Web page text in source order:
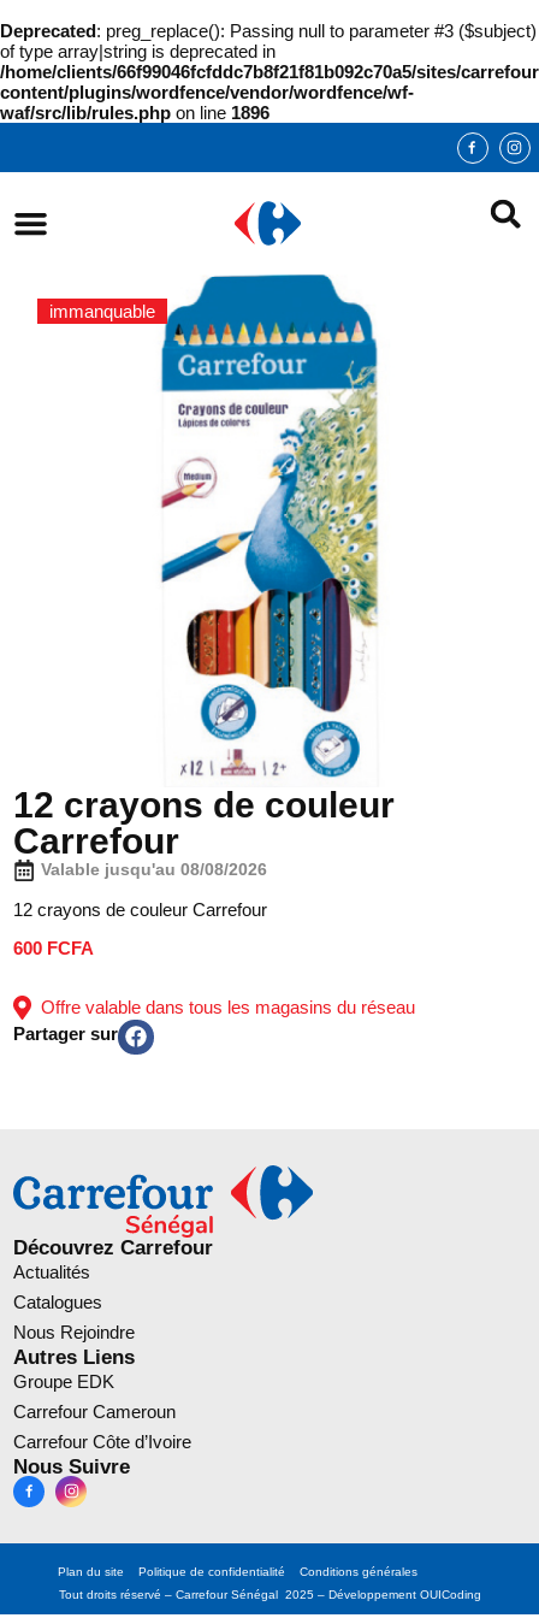
Deprecated: preg_replace(): Passing null to parameter #3 ($subject)
of type array|string is deprecated in
/home/clients/66f99046fcfddc7b8f21f81b092c70a5/sites/
content/plugins/wordfence/vendor/wordfence/wf-
waf/src/lib/rules.php on line 1896
immanquable
12 crayons de couleur
Carrefour
Valable jusqu'au 08/08/2026
12 crayons de couleur Carrefour
600 FCFA
Offre valable dans tous les magasins du réseau
Partager sur
Découvrez Carrefour
Actualités
Catalogues
Nous Rejoindre
Autres Liens
Groupe EDK
Carrefour Cameroun
Carrefour Côte d’Ivoire
Nous Suivre
Plan du site Politique de confidentialité
Conditions générales
Tout droits réservé – Carrefour Sénégal 2025 – Développement OUICoding